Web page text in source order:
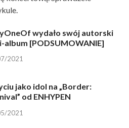
wydało swój autorski
album [PODSUMOWANIE]
2021
jako idol na „Border:
od ENHYPEN
2021